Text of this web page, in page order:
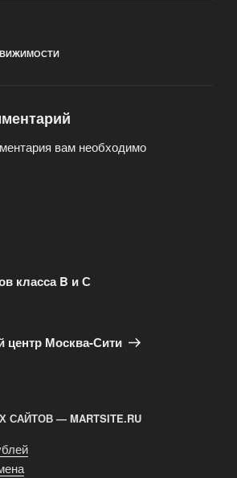
вам необходимо
класса B и С
Москва-Сити
— MARTSITE.RU